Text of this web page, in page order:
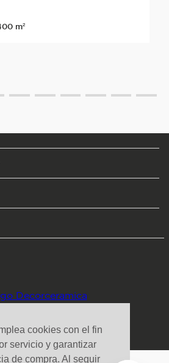
cookies con el fin
servicio y garantizar
de compra. Al seguir
m²